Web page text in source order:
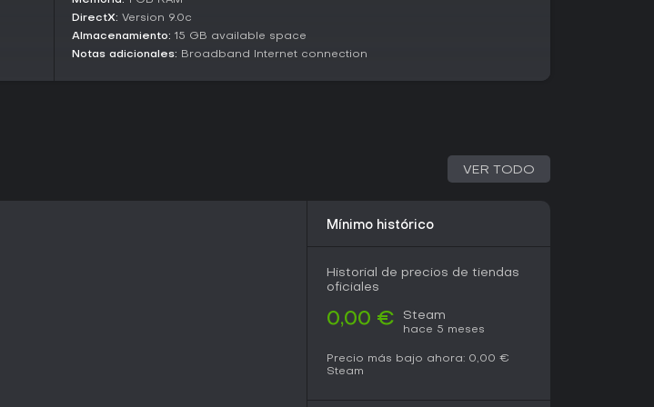
¿Merece la pena?
incorporó fixes sugeridos por la comunidad, Team Fortress 2 sigue activo y
Si te gustan los FPS orientados a equipo con elementos estratégicos y no te
modos de cuatro equipos lo mantienen vibrante para veteranos y atractivo
DirectX: Version 9.0c
Almacenamiento: 15 GB available space
Notas adicionales: Broadband Internet connection
VER TODO
Mínimo histórico
Historial de precios de tiendas
oficiales
0,00 € Steam
hace 5 meses
Precio más bajo ahora: 0,00 €
Steam